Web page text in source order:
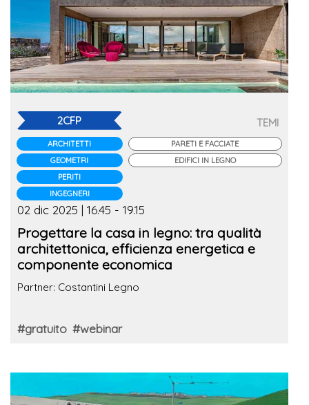
2CFP
ARCHITETTI
GEOMETRI
PERITI
INGEGNERI
TEMI
PARETI E FACCIATE
EDIFICI IN LEGNO
02 dic 2025 | 16.45 - 19.15
Progettare la casa in legno: tra qualità
architettonica, efficienza energetica e
componente economica
Partner: Costantini Legno
#gratuito #webinar